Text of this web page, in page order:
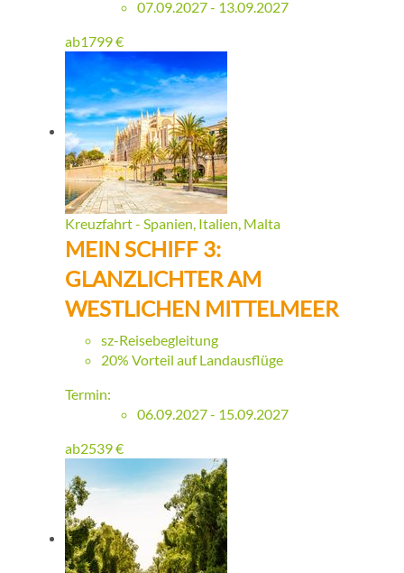
07.09.2027 - 13.09.2027
ab1799€
Kreuzfahrt - Spanien, Italien, Malta
MEIN SCHIFF 3:
GLANZLICHTER AM
WESTLICHEN MITTELMEER
sz-Reisebegleitung
20% Vorteil auf Landausflüge
Termin:
06.09.2027 - 15.09.2027
ab2539€